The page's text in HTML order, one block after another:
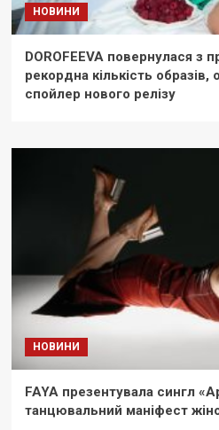
НОВИНИ
DOROFEEVA повернулася з
рекордна кількість образів,
спойлер нового релізу
НОВИНИ
FAYA презентувала сингл
танцювальний маніфест